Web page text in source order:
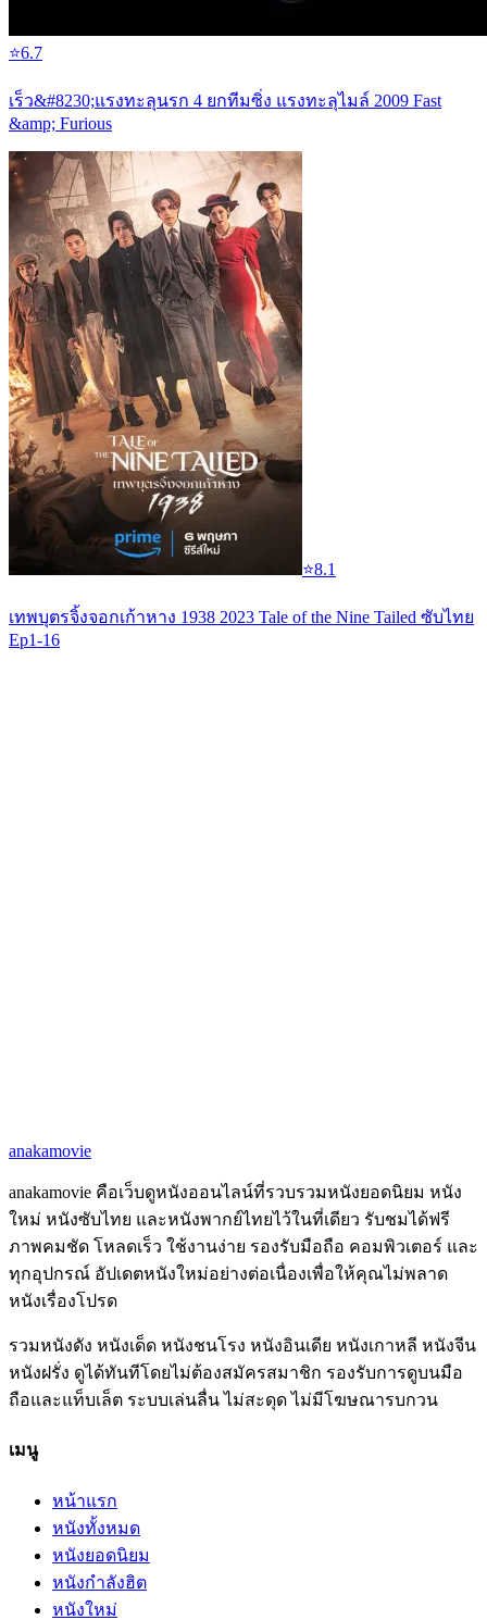
⭐6.7
เร็ว&#8230;แรงทะลุนรก 4 ยกทีมซิ่ง แรงทะลุไมล์ 2009 Fast
&amp; Furious
⭐8.1
เทพบุตรจิ้งจอกเก้าหาง 1938 2023 Tale of the Nine Tailed ซับไทย
Ep1-16
anakamovie
anakamovie คือเว็บดูหนังออนไลน์ที่รวบรวมหนังยอดนิยม หนัง
ใหม่ หนังซับไทย และหนังพากย์ไทยไว้ในที่เดียว รับชมได้ฟรี
ภาพคมชัด โหลดเร็ว ใช้งานง่าย รองรับมือถือ คอมพิวเตอร์ และ
ทุกอุปกรณ์ อัปเดตหนังใหม่อย่างต่อเนื่องเพื่อให้คุณไม่พลาด
หนังเรื่องโปรด
รวมหนังดัง หนังเด็ด หนังชนโรง หนังอินเดีย หนังเกาหลี หนังจีน
หนังฝรั่ง ดูได้ทันทีโดยไม่ต้องสมัครสมาชิก รองรับการดูบนมือ
ถือและแท็บเล็ต ระบบเล่นลื่น ไม่สะดุด ไม่มีโฆษณารบกวน
เมนู
หน้าแรก
หนังทั้งหมด
หนังยอดนิยม
หนังกำลังฮิต
หนังใหม่